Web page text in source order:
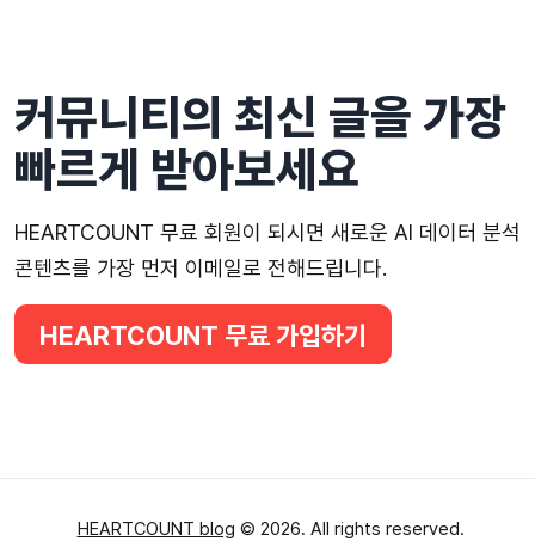
커뮤니티의 최신 글을 가장
빠르게 받아보세요
HEARTCOUNT 무료 회원이 되시면 새로운 AI 데이터 분석
콘텐츠를 가장 먼저 이메일로 전해드립니다.
HEARTCOUNT 무료 가입하기
HEARTCOUNT blog © 2026. All rights reserved.